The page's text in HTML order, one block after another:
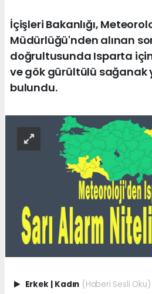
İçişleri Bakanlığı,
Müdürlüğü'nden alınan
doğrultusunda Isparta
ve gök gürültülü sağanak
bulundu.
Erkek | Kadın (Haberi Sesli Oku)